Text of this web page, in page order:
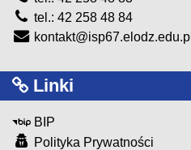
tel.: 42 258 48 84
kontakt@isp67.elodz.edu.pl
Linki
BIP
Polityka Prywatności